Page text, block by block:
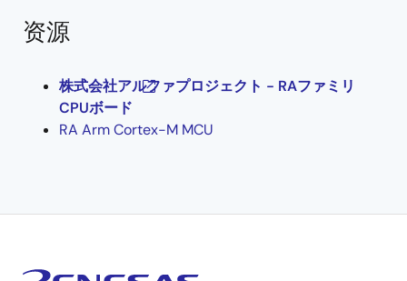
资源
株式会社アルファプロジェクト - RAファミリ
CPUボード
RA Arm Cortex-M MCU